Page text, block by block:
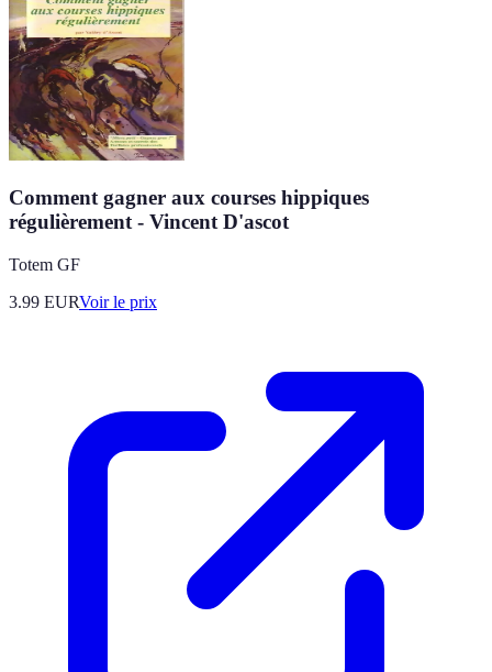
Comment gagner aux courses hippiques
régulièrement - Vincent D'ascot
Totem GF
3.99 EURVoir le prix